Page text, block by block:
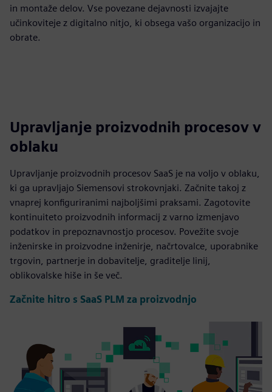
in montaže delov. Vse povezane dejavnosti izvajajte
učinkoviteje z digitalno nitjo, ki obsega vašo organizacijo in
obrate.
Upravljanje proizvodnih procesov v
oblaku
Upravljanje proizvodnih procesov SaaS je na voljo v oblaku,
ki ga upravljajo Siemensovi strokovnjaki. Začnite takoj z
vnaprej konfiguriranimi najboljšimi praksami. Zagotovite
kontinuiteto proizvodnih informacij z varno izmenjavo
podatkov in prepoznavnostjo procesov. Povežite svoje
inženirske in proizvodne inženirje, načrtovalce, uporabnike
trgovin, partnerje in dobavitelje, graditelje linij,
oblikovalske hiše in še več.
Začnite hitro s SaaS PLM za proizvodnjo